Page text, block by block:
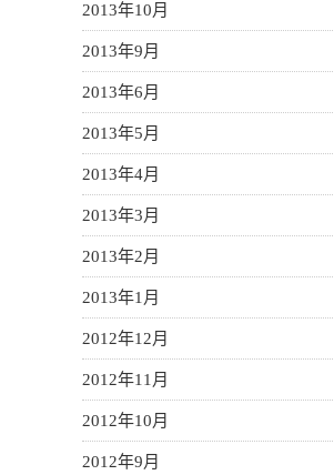
2013年10月
2013年9月
2013年6月
2013年5月
2013年4月
2013年3月
2013年2月
2013年1月
2012年12月
2012年11月
2012年10月
2012年9月